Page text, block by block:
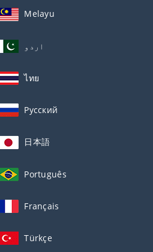
Melayu
اردو
ไทย
Русский
日本語
Português
Français
Türkçe